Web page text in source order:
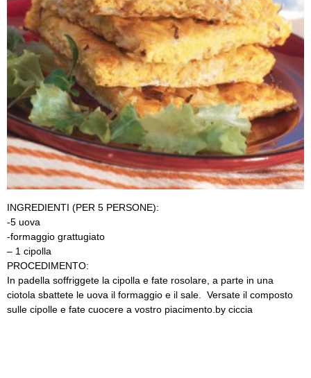
INGREDIENTI (PER 5 PERSONE):
-5 uova
-formaggio grattugiato
– 1 cipolla
PROCEDIMENTO:
In padella soffriggete la cipolla e fate rosolare, a parte in una
ciotola sbattete le uova il formaggio e il sale. Versate il composto
sulle cipolle e fate cuocere a vostro piacimento.by ciccia